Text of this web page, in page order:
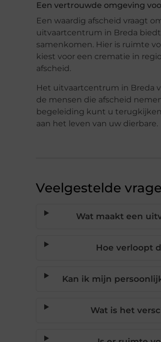
Een vertrouwde omgeving
Een waardig afscheid vraagt
uitvaartcentrum in Breda
samenkomen. Hier is ruimte
kiest voor een crematie in
afscheid.
Het uitvaartcentrum in Breda
de mensen die afscheid
begeleiding kunt u
aan het leven van uw dierbare.
Veelgestelde
Wat maakt een
Hoe verloopt
Kan ik mijn
Wat is het